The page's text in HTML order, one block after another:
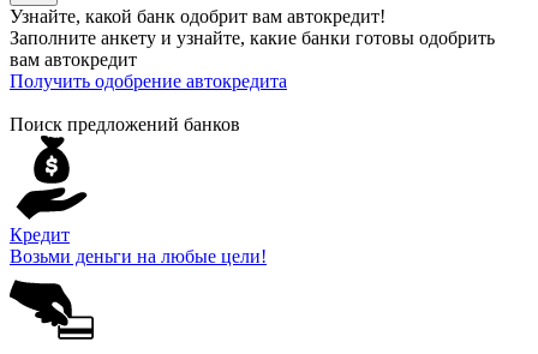
Узнайте, какой банк одобрит вам автокредит!
Заполните анкету и узнайте, какие банки готовы одобрить
вам автокредит
Получить одобрение автокредита
Поиск предложений банков
Кредит
Возьми деньги на любые цели!